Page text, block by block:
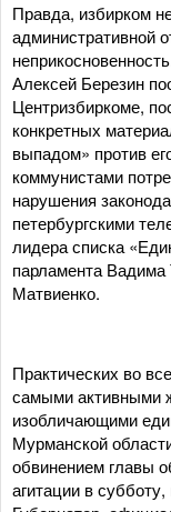
Правда, избирком
административной
Алексей Березин
Центризбиркоме,
конкретных
выпадом» против
коммунистами
нарушения
петербургскими
лидера списка
парламента Вадима
Матвиенко.
Практических во
самыми активными
изобличающими
Мурманской
обвинением главы
агитации в